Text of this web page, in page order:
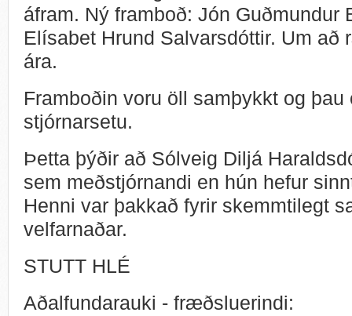
áfram. Ný framboð: Jón Guðmundur
Elísabet Hrund Salvarsdóttir. Um
ára.
Framboðin voru öll samþykkt og þau
stjórnarsetu.
Þetta þýðir að Sólveig Diljá
sem meðstjórnandi en hún hefur
Henni var þakkað fyrir skemmtilegt
velfarnaðar.
STUTT HLÉ
Aðalfundarauki - fræðsluerindi: